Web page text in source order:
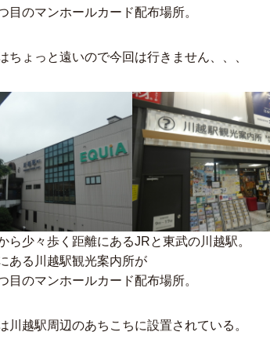
目のマンホールカード配布場所。
ちょっと遠いので今回は行きません、、、
ら少々歩く距離にあるJRと東武の川越駅。
ある川越駅観光案内所が
目のマンホールカード配布場所。
川越駅周辺のあちこちに設置されている。